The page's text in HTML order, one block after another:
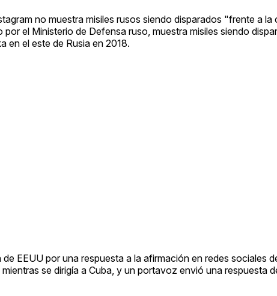
no muestra misiles rusos siendo disparados "frente a
el Ministerio de Defensa ruso, muestra misiles siendo
en el este de Rusia en 2018.
EEUU por una respuesta a la afirmación en redes sociales
se dirigía a Cuba, y un portavoz envió una respuesta